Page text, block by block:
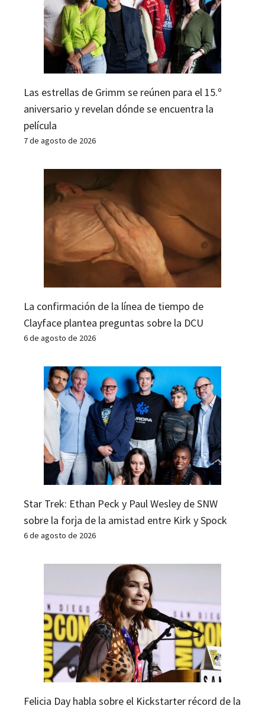
Las estrellas de Grimm se reúnen para el 15.º
aniversario y revelan dónde se encuentra la
película
7 de agosto de 2026
La confirmación de la línea de tiempo de
Clayface plantea preguntas sobre la DCU
6 de agosto de 2026
Star Trek: Ethan Peck y Paul Wesley de SNW
sobre la forja de la amistad entre Kirk y Spock
6 de agosto de 2026
Felicia Day habla sobre el Kickstarter récord de la